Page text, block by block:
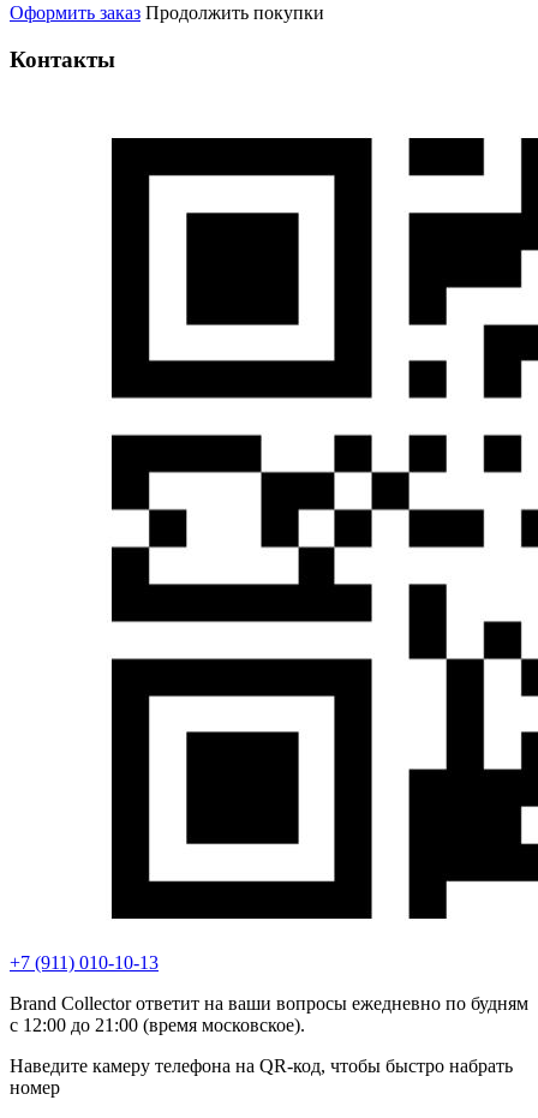
Оформить заказ Продолжить покупки
Контакты
+7 (911) 010-10-13
Brand Collector ответит на ваши вопросы ежедневно по будням
с 12:00 до 21:00 (время московское).
Наведите камеру телефона на QR-код, чтобы быстро набрать
номер